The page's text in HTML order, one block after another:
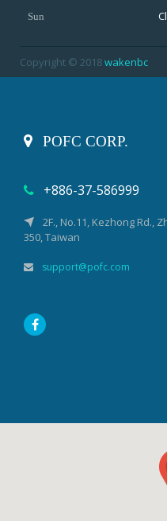
Sun
Copyright © 2018wakenbc
POFC CORP.
+886-37-586999
2F., No.11, Kezhong Rd.,
350, Taiwan
support@pofc.com